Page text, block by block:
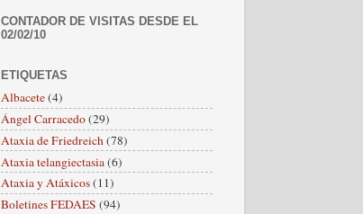
CONTADOR DE VISITAS DESDE EL
02/02/10
ETIQUETAS
Albacete(4)
Ángel Carracedo(29)
Ataxia de Friedreich(78)
Ataxia telangiectasia(6)
Ataxia y Atáxicos(11)
Boletines FEDAES (94)